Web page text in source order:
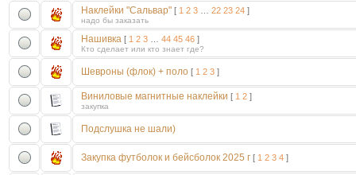
Наклейки "Сальвар" [ 1 2 3 22 23 24 ]
надо бы заказать
Нашивка [ 1 2 3 44 45 46 ]
Кто сделает или кто знает где?
Шевроны (флок) + поло [ 1 2 3 ]
Виниловые магнитные наклейки [ 1 2 ]
закупка
Подслушка не шали)
Закупка футболок и бейсболок 2025 г [ 1 2 3 4 ]